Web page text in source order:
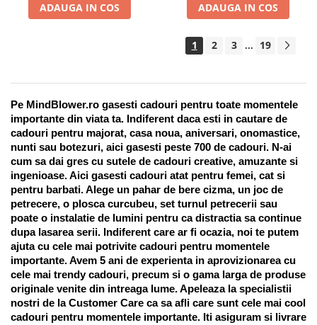
ADAUGA IN COS ADAUGA IN COS
1 2 3 ... 19
Pe MindBlower.ro gasesti cadouri pentru toate momentele
importante din viata ta. Indiferent daca esti in cautare de
cadouri pentru majorat, casa noua, aniversari, onomastice,
nunti sau botezuri, aici gasesti peste 700 de cadouri. N-ai
cum sa dai gres cu sutele de cadouri creative, amuzante si
ingenioase. Aici gasesti cadouri atat pentru femei, cat si
pentru barbati. Alege un pahar de bere cizma, un joc de
petrecere, o plosca curcubeu, set turnul petrecerii sau
poate o instalatie de lumini pentru ca distractia sa continue
dupa lasarea serii. Indiferent care ar fi ocazia, noi te putem
ajuta cu cele mai potrivite cadouri pentru momentele
importante. Avem 5 ani de experienta in aprovizionarea cu
cele mai trendy cadouri, precum si o gama larga de produse
originale venite din intreaga lume. Apeleaza la specialistii
nostri de la Customer Care ca sa afli care sunt cele mai cool
cadouri pentru momentele importante. Iti asiguram si livrare